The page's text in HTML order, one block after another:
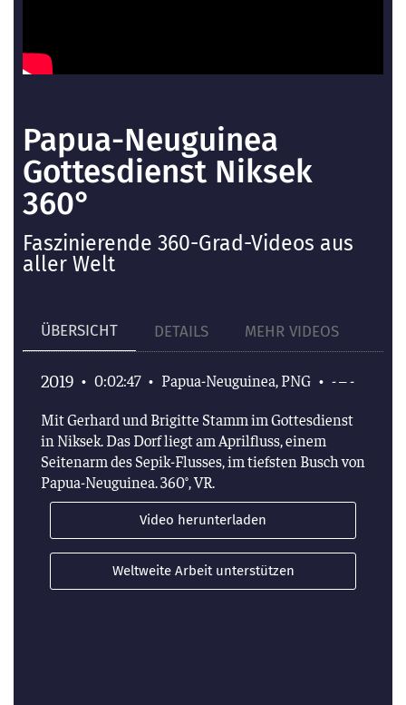
Papua-Neuguinea
Gottesdienst Niksek
360°
Faszinierende 360-Grad-Videos aus
aller Welt
ÜBERSICHT DETAILS MEHR VIDEOS
2019 • 0:02:47 • Papua-Neuguinea, PNG • - – -
Mit Gerhard und Brigitte Stamm im Gottesdienst
in Niksek. Das Dorf liegt am Aprilfluss, einem
Seitenarm des Sepik-Flusses, im tiefsten Busch von
Papua-Neuguinea. 360°, VR.
Video herunterladen
Weltweite Arbeit unterstützen